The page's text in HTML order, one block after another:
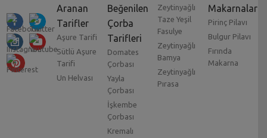
Aranan
Tarifler
Aşure Tarifi
Sütlü Aşure
Tarifi
Un Helvası
Beğenilen
Çorba
Tarifleri
Domates
Çorbası
Yayla
Çorbası
İşkembe
Çorbası
Kremalı
Zeytinyağlı
Taze Yeşil
Fasulye
Zeytinyağlı
Bamya
Zeytinyağlı
Pırasa
Makarnalar
Pirinç Pilavı
Bulgur Pilavı
Fırında
Makarna